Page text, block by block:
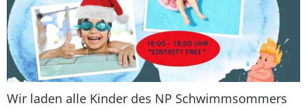
Wir laden alle Kinder des NP Schwimmsommers